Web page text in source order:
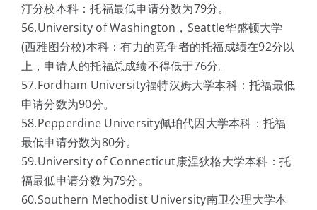
汀分校本科：托福最低申请分数为79分。
56.University of Washington，Seattle华盛顿大学
(西雅图分校)本科：有力的竞争者的托福成绩在92分以
上，申请人的托福总成绩不得低于76分。
57.Fordham University福特汉姆大学本科：托福最低
申请分数为90分。
58.Pepperdine University佩珀代因大学本科：托福
最低申请分数为80分。
59.University of Connecticut康涅狄格大学本科：托
福最低申请分数为79分。
60.Southern Methodist University南卫公理大学本